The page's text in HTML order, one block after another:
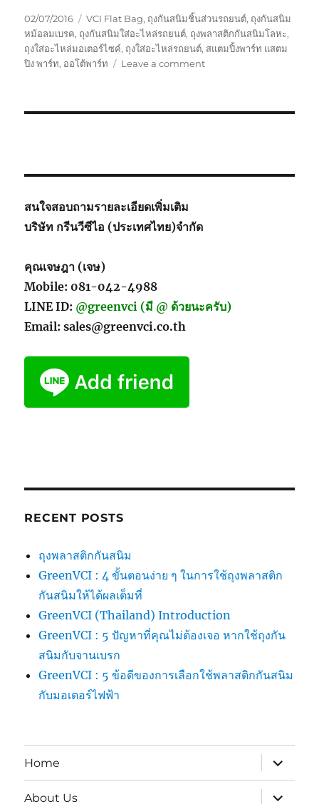
Posted
on
02/07/2016 Tags
VCI Flat Bag, ถุงกันสนิมชิ้นส่วนรถยนต์, ถุงกันสนิม
หม้อลมเบรค, ถุงกันสนิมใส่อะไหล่รถยนต์, ถุงพลาสติกกันสนิมโลหะ,
ถุงใส่อะไหล่มอเตอร์ไซค์, ถุงใส่อะไหล่รถยนต์, สแตมปิ้งพาร์ท แสตม
ปิง พาร์ท, ออโต้พาร์ท Leave a commenton
สนใจสอบถามรายละเอียดเพิ่มเติม
บริษัท กรีนวีซีไอ (ประเทศไทย)จำกัด
คุณเจษฎา (เจษ)
Mobile: 081-042-4988
LINE ID: @greenvci (มี @ ด้วยนะครับ)
Email: sales@greenvci.co.th
RECENT POSTS
ถุงพลาสติกกันสนิม
GreenVCI : 4 ขั้นตอนง่าย ๆ ในการใช้ถุงพลาสติก
กันสนิมให้ได้ผลเต็มที่
GreenVCI (Thailand) Introduction
GreenVCI : 5 ปัญหาที่คุณไม่ต้องเจอ หากใช้ถุงกัน
สนิมกับจานเบรก
GreenVCI : 5 ข้อดีของการเลือกใช้พลาสติกกันสนิม
กับมอเตอร์ไฟฟ้า
Home
expand
child
menu
About Us
expand